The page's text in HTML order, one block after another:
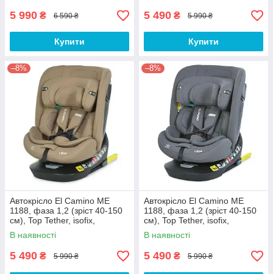
5 990 ₴ 6 590 ₴
Купити
5 490 ₴ 5 990 ₴
Купити
–8%
Автокрісло El Camino ME
1188, фаза 1,2 (зріст 40-150
см), Top Tether, isofix,
поворот 360, бежевий
В наявності
5 490 ₴ 5 990 ₴
–8%
Автокрісло El Camino ME
1188, фаза 1,2 (зріст 40-150
см), Top Tether, isofix,
поворот 360, чорний
В наявності
5 490 ₴ 5 990 ₴